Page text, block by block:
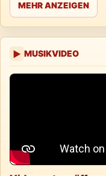
MEHR ANZEIGEN
▶ MUSIKVIDEO